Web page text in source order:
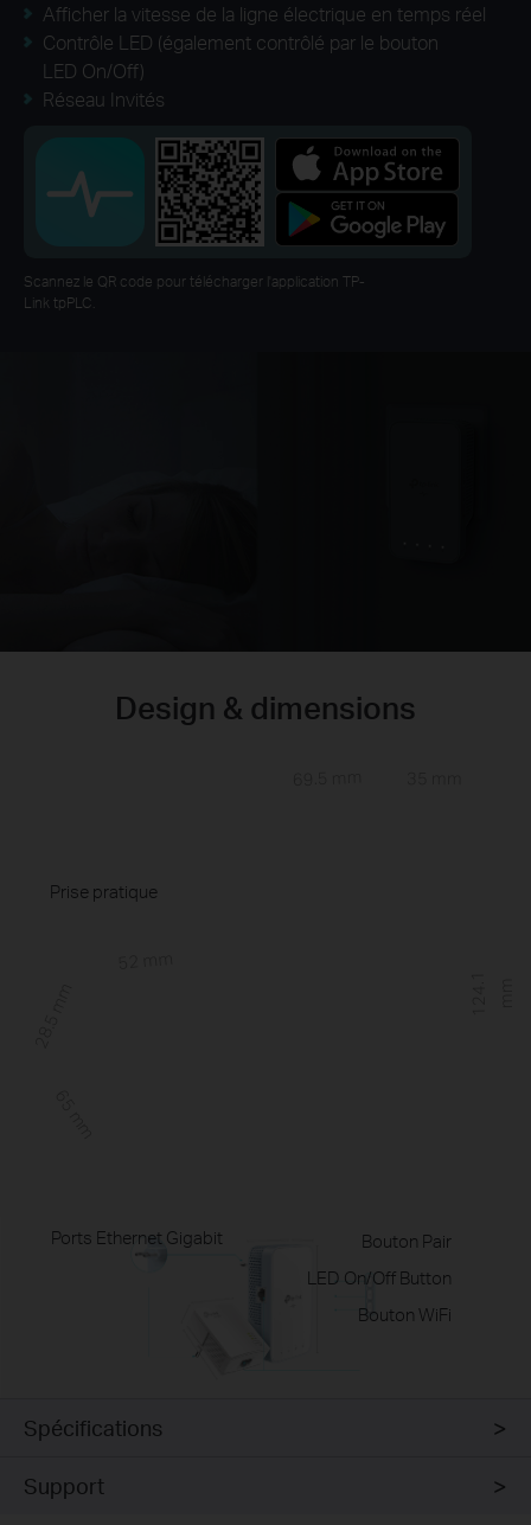
Afficher la vitesse de la ligne électrique en temps réel
Contrôle LED (également contrôlé par le bouton
LED On/Off)
Réseau Invités
Scannez le QR code pour télécharger l'application TP-
Link tpPLC.
Design & dimensions
Prise pratique
Ports Ethernet Gigabit
Bouton Pair
LED On/Off Button
Bouton WiFi
Spécifications
Support